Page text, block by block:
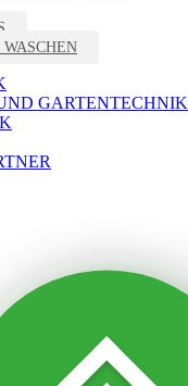
GARTENTECHNIK